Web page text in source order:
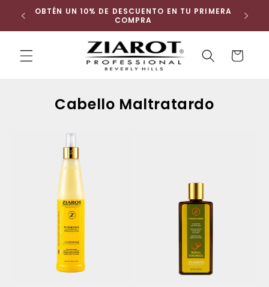
directamente
OBTÉN UN 10% DE DESCUENTO EN TU PRIMERA
COMPRA
Buscar Carrito
Cabello Maltratardo